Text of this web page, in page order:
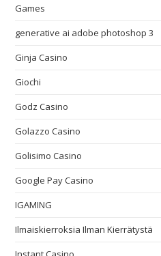
Games
generative ai adobe photoshop 3
Ginja Casino
Giochi
Godz Casino
Golazzo Casino
Golisimo Casino
Google Pay Casino
IGAMING
Ilmaiskierroksia Ilman Kierrätystä